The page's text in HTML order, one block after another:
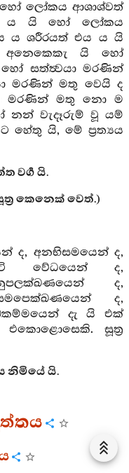
ලෝකය ආශාශ්වත්
ය යි හෝ ලෝකය
ය ශරීරයත් එය ය යි
යි හෝ
සත්ත්‍වයා මරණින්
මරණින් මතු වෙයි ද
මරණින් මතු නො ම
වැදෑරුම් වූ යම්
හේතු යි, මේ ප්‍රත්‍යය
වර්‍ග යි.
කෙනෙක් වෙත්.)
ද, අනභිසමයෙන් ද,
වේධයෙන් ද,
ද,
ද,
දැ යි එක්
සූත්‍ර
නිමියේ යි.